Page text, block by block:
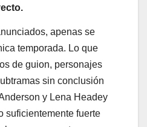
apenas se
temporada. Lo que
de guion, personajes
sin conclusión
y Lena Headey
suficientemente fuerte